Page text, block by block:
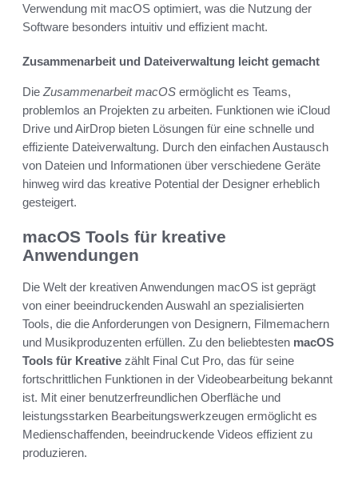
Verwendung mit macOS optimiert, was die Nutzung der
Software besonders intuitiv und effizient macht.
Zusammenarbeit und Dateiverwaltung leicht gemacht
Die Zusammenarbeit macOS ermöglicht es Teams,
problemlos an Projekten zu arbeiten. Funktionen wie iCloud
Drive und AirDrop bieten Lösungen für eine schnelle und
effiziente Dateiverwaltung. Durch den einfachen Austausch
von Dateien und Informationen über verschiedene Geräte
hinweg wird das kreative Potential der Designer erheblich
gesteigert.
macOS Tools für kreative
Anwendungen
Die Welt der kreativen Anwendungen macOS ist geprägt
von einer beeindruckenden Auswahl an spezialisierten
Tools, die die Anforderungen von Designern, Filmemachern
und Musikproduzenten erfüllen. Zu den beliebtesten macOS
Tools für Kreative zählt Final Cut Pro, das für seine
fortschrittlichen Funktionen in der Videobearbeitung bekannt
ist. Mit einer benutzerfreundlichen Oberfläche und
leistungsstarken Bearbeitungswerkzeugen ermöglicht es
Medienschaffenden, beeindruckende Videos effizient zu
produzieren.